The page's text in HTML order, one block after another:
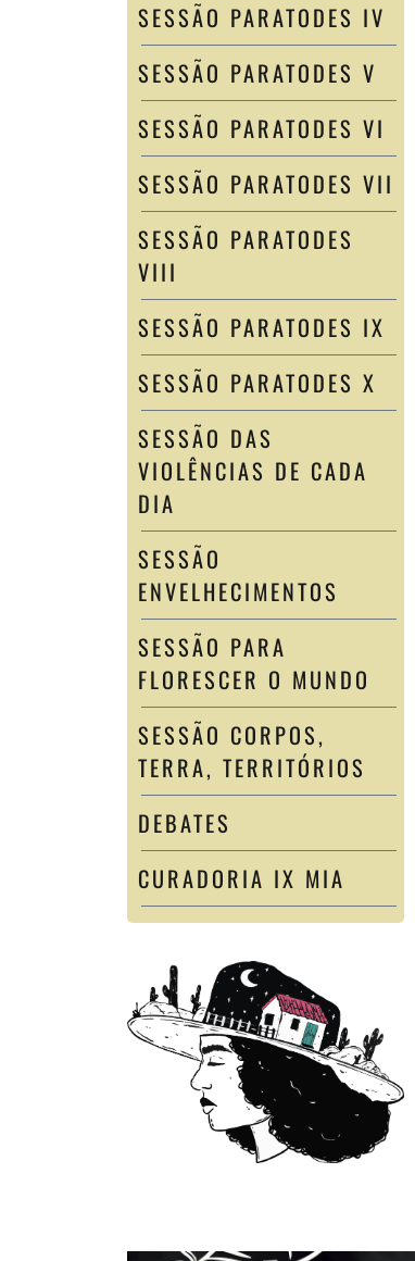
SESSÃO PARATODES IV
SESSÃO PARATODES V
SESSÃO PARATODES VI
SESSÃO PARATODES VII
SESSÃO PARATODES
VIII
SESSÃO PARATODES IX
SESSÃO PARATODES X
SESSÃO DAS
VIOLÊNCIAS DE CADA
DIA
SESSÃO
ENVELHECIMENTOS
SESSÃO PARA
FLORESCER O MUNDO
SESSÃO CORPOS,
TERRA, TERRITÓRIOS
DEBATES
CURADORIA IX MIA